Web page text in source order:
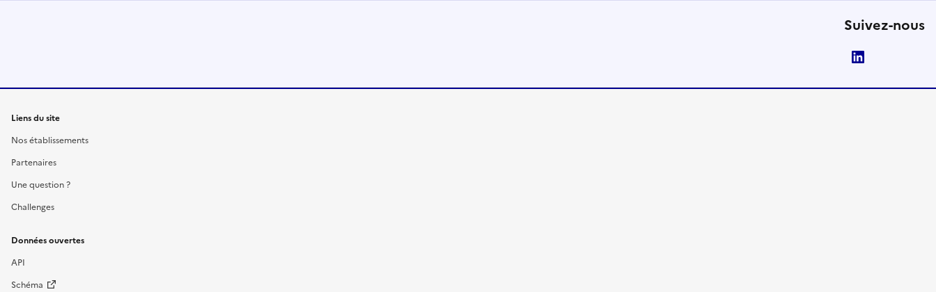
Suivez-nous
Liens du site
Nos établissements
Partenaires
Une question ?
Challenges
Données ouvertes
API
Schéma